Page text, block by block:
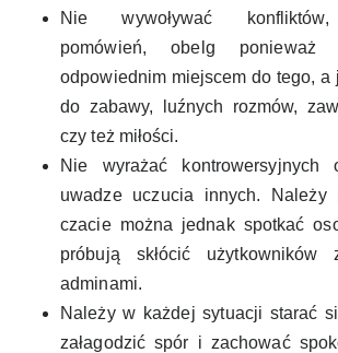
Nie wywoływać konfliktów,
pomówień, obelg
odpowiednim miejscem do tego, a
do zabawy, luźnych rozmów,
czy też miłości.
Nie wyrażać
uwadze uczucia innych. Należy
czacie można jednak spotkać
próbują skłócić
adminami.
Należy w każdej sytuacji starać
załagodzić spór i zachować